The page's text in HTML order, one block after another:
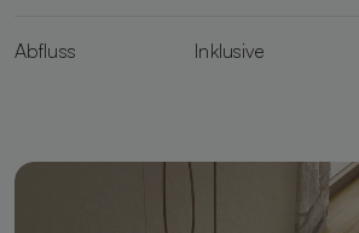
Abfluss Inklusive